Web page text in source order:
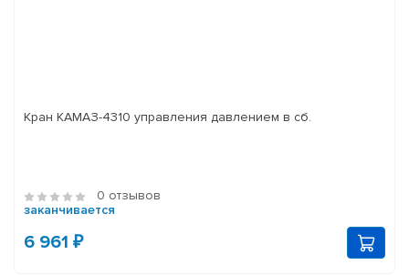
Кран КАМАЗ-4310 управления давлением в сб.
0 отзывов
заканчивается
6 961 ₽